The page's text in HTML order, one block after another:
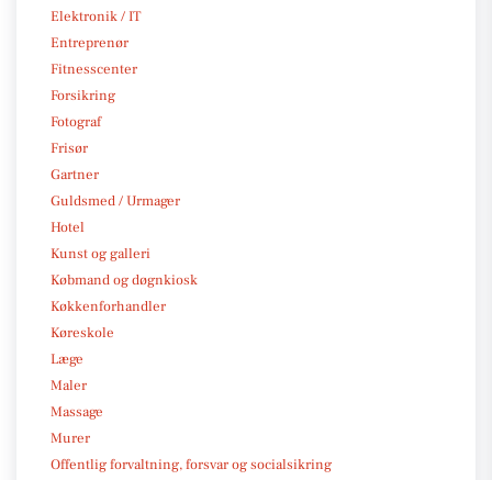
Elektronik / IT
Entreprenør
Fitnesscenter
Forsikring
Fotograf
Frisør
Gartner
Guldsmed / Urmager
Hotel
Kunst og galleri
Købmand og døgnkiosk
Køkkenforhandler
Køreskole
Læge
Maler
Massage
Murer
Offentlig forvaltning, forsvar og socialsikring